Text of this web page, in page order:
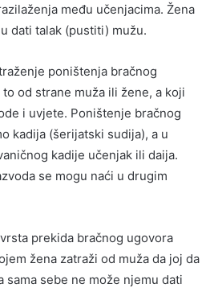
među učenjacima. Žena
dati talak (pustiti) mužu.
poništenja bračnog
od strane muža ili žene, a koji
i uvjete. Poništenje bračnog
kadija (šerijatski sudija), a u
kadije učenjak ili daija.
se mogu naći u drugim
prekida bračnog ugovora
žena zatraži od muža da joj da
sama sebe ne može njemu dati